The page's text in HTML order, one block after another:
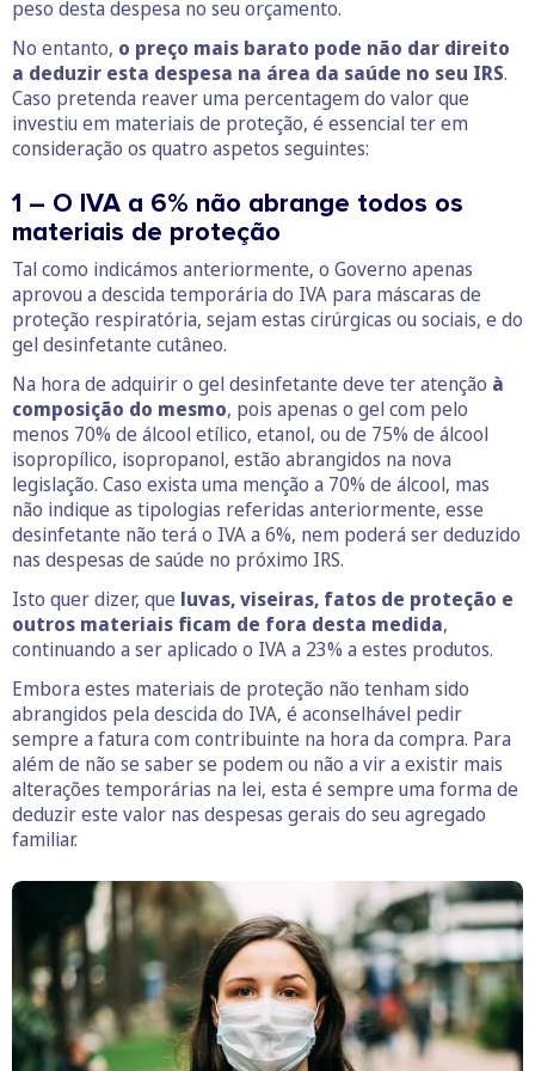
peso desta despesa no seu orçamento.
No entanto, o preço mais barato pode não dar direito
a deduzir esta despesa na área da saúde no seu IRS.
Caso pretenda reaver uma percentagem do valor que
investiu em materiais de proteção, é essencial ter em
consideração os quatro aspetos seguintes:
1 – O IVA a 6% não abrange todos os
materiais de proteção
Tal como indicámos anteriormente, o Governo apenas
aprovou a descida temporária do IVA para máscaras de
proteção respiratória, sejam estas cirúrgicas ou sociais, e do
gel desinfetante cutâneo.
Na hora de adquirir o gel desinfetante deve ter atenção à
composição do mesmo, pois apenas o gel com pelo
menos 70% de álcool etílico, etanol, ou de 75% de álcool
isopropílico, isopropanol, estão abrangidos na nova
legislação. Caso exista uma menção a 70% de álcool, mas
não indique as tipologias referidas anteriormente, esse
desinfetante não terá o IVA a 6%, nem poderá ser deduzido
nas despesas de saúde no próximo IRS.
Isto quer dizer, que luvas, viseiras, fatos de proteção e
outros materiais ficam de fora desta medida,
continuando a ser aplicado o IVA a 23% a estes produtos.
Embora estes materiais de proteção não tenham sido
abrangidos pela descida do IVA, é aconselhável pedir
sempre a fatura com contribuinte na hora da compra. Para
além de não se saber se podem ou não a vir a existir mais
alterações temporárias na lei, esta é sempre uma forma de
deduzir este valor nas despesas gerais do seu agregado
familiar.